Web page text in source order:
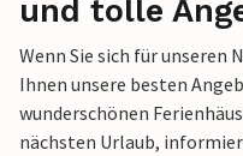
und tolle
Wenn Sie sich für unseren
Ihnen unsere besten
wunderschönen
nächsten Urlaub,